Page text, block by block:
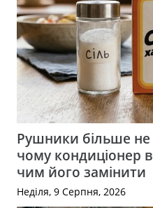
Рушники більше
чому кондиціонер
чим його замінити
Неділя, 9 Серпня, 2026